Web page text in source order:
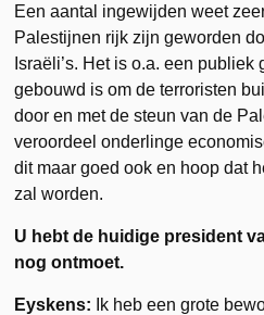
Een aantal ingewijden weet
Palestijnen rijk zijn geworden
Israëli’s. Het is o.a. een
gebouwd is om de terroristen
door en met de steun van de
veroordeel onderlinge
dit maar goed ook en hoop dat
zal worden.
U hebt de huidige president
nog ontmoet.
Eyskens:
Ik heb een grote